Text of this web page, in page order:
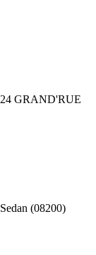
24 GRAND'RUE
Sedan (08200)